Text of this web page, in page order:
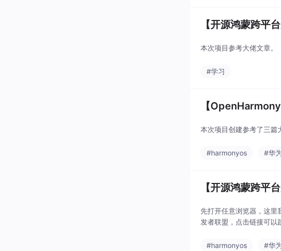
【开源鸿蒙跨平
本次项目参考大佬文章。
#学习
【
本次项目创建参考了三篇
#harmonyos #华
【开源鸿蒙跨平
先打开任意浏览器，这
发者联盟，点击链接可
#harmonyos #华